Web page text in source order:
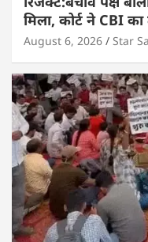
मिला, कोर्ट ने CBI
August 6, 2026 Star